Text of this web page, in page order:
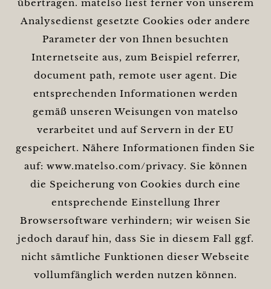
übertragen. matelso liest ferner von unserem
Analysedienst gesetzte Cookies oder andere
Parameter der von Ihnen besuchten
Internetseite aus, zum Beispiel referrer,
document path, remote user agent. Die
entsprechenden Informationen werden
gemäß unseren Weisungen von matelso
verarbeitet und auf Servern in der EU
gespeichert. Nähere Informationen finden Sie
auf: www.matelso.com/privacy. Sie können
die Speicherung von Cookies durch eine
entsprechende Einstellung Ihrer
Browsersoftware verhindern; wir weisen Sie
jedoch darauf hin, dass Sie in diesem Fall ggf.
nicht sämtliche Funktionen dieser Webseite
vollumfänglich werden nutzen können.